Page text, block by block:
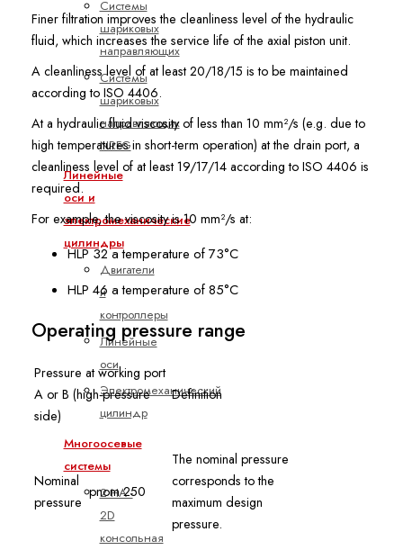
Системы
шариковых
направляющих
Системы
шариковых
направляющих
NRFG
Линейные
оси и
электромеханические
цилиндры
Двигатели
и
контроллеры
Линейные
оси
Электромеханический
цилиндр
Многоосевые
системы
2 HA -
2D
консольная
Finer filtration improves the cleanliness level of the hydraulic
fluid, which increases the service life of the axial piston unit.
A cleanliness level of at least 20/18/15 is to be maintained
according to ISO 4406.
At a hydraulic fluid viscosity of less than 10 mm²/s (e.g. due to
high temperatures in short-term operation) at the drain port, a
cleanliness level of at least 19/17/14 according to ISO 4406 is
required.
For example, the viscosity is 10 mm²/s at:
HLP 32 a temperature of 73°C
HLP 46 a temperature of 85°C
Operating pressure range
Pressure at working port
A or B (high-pressure
side)
Definition
Nominal
pressure
pnom 250
The nominal pressure
corresponds to the
maximum design
pressure.